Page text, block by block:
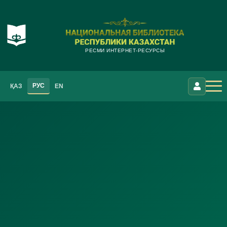
РЕСМИ ИНТЕРНЕТ-РЕСУРСЫ
ҚАЗ РУС EN